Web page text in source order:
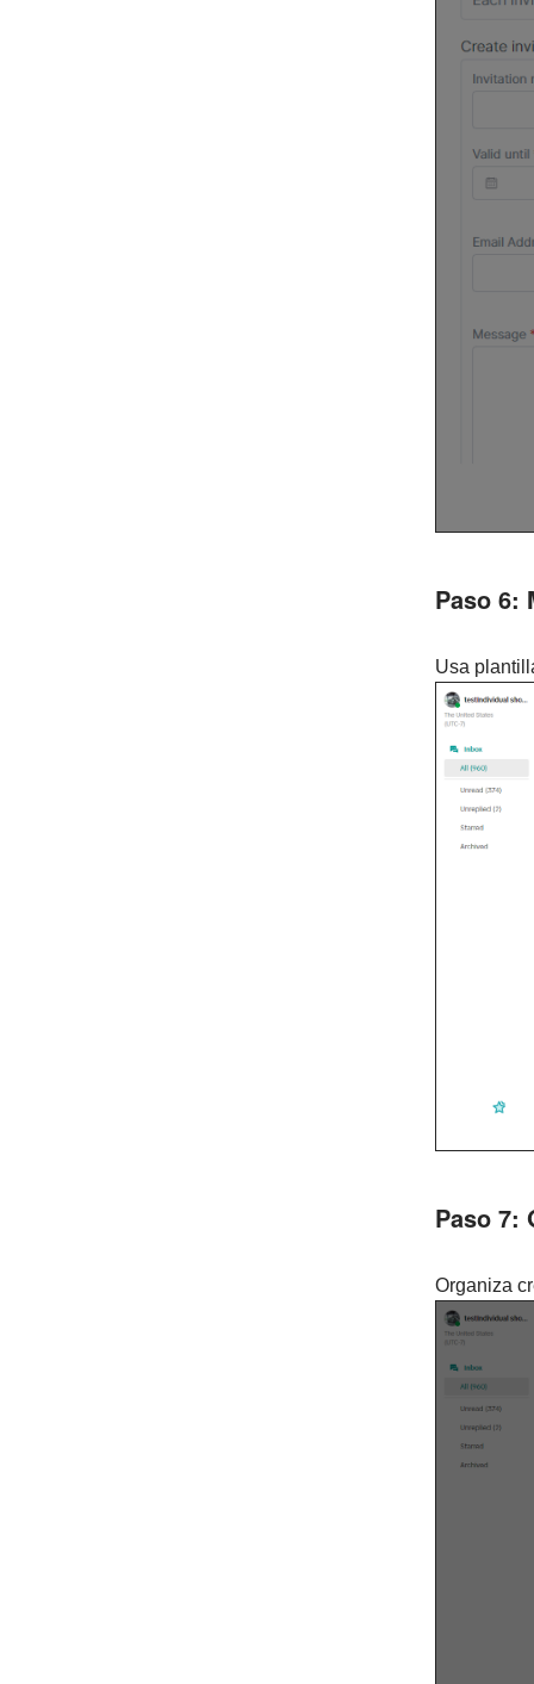
Paso 6:
Usa
Paso 7:
Organiza